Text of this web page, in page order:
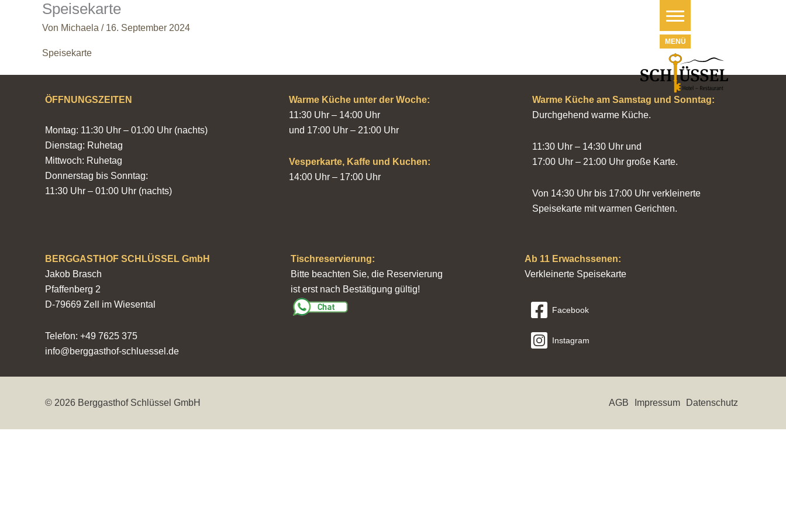
Speisekarte
Von Michaela / 16. September 2024
Speisekarte
ÖFFNUNGSZEITEN
Montag: 11:30 Uhr – 01:00 Uhr (nachts)
Dienstag: Ruhetag
Mittwoch: Ruhetag
Donnerstag bis Sonntag:
11:30 Uhr – 01:00 Uhr (nachts)
Warme Küche unter der Woche:
11:30 Uhr – 14:00 Uhr
und 17:00 Uhr – 21:00 Uhr
Vesperkarte, Kaffe und Kuchen:
14:00 Uhr – 17:00 Uhr
Warme Küche am Samstag und Sonntag:
Durchgehend warme Küche.
11:30 Uhr – 14:30 Uhr und
17:00 Uhr – 21:00 Uhr große Karte.
Von 14:30 Uhr bis 17:00 Uhr verkleinerte
Speisekarte mit warmen Gerichten.
BERGGASTHOF SCHLÜSSEL GmbH
Jakob Brasch
Pfaffenberg 2
D-79669 Zell im Wiesental
Telefon: +49 7625 375
info@berggasthof-schluessel.de
Tischreservierung:
Bitte beachten Sie, die Reservierung
ist erst nach Bestätigung gültig!
Ab 11 Erwachssenen:
Verkleinerte Speisekarte
Facebook
Instagram
© 2026 Berggasthof Schlüssel GmbH AGB Impressum Datenschutz